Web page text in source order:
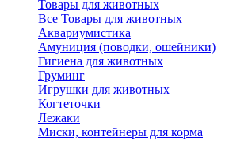
Товары для животных
Все Товары для животных
Аквариумистика
Амуниция (поводки, ошейники)
Гигиена для животных
Груминг
Игрушки для животных
Когтеточки
Лежаки
Миски, контейнеры для корма